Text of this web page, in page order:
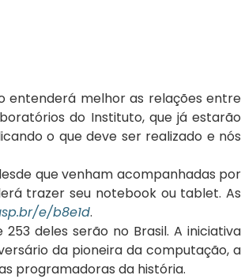
entenderá melhor as relações entre
do Instituto, que já estarão
o que deve ser realizado e nós
que venham acompanhadas por
trazer seu notebook ou tablet. As
e/b8e1d.
deles serão no Brasil. A iniciativa
da pioneira da computação, a
programadoras da história.